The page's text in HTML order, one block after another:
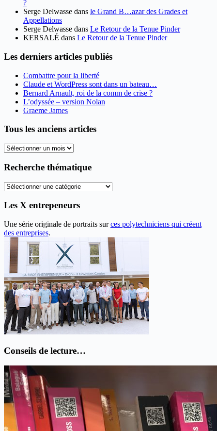
?
Serge Delwasse dans le Grand B…azar des Grades et
Appellations
Serge Delwasse dans Le Retour de la Tenue Pinder
KERSALÉ dans Le Retour de la Tenue Pinder
Les derniers articles publiés
Combattre pour la liberté
Claude et WordPress sont dans un bateau…
Bernard Arnault, roi de la comm de crise ?
L’odyssée – version Nolan
Graeme James
Tous les anciens articles
Tous
anciens
Recherche thématique
Recherche
Les X entrepeneurs
Une série originale de portraits surces polytechniciens qui créent
des entreprises.
Conseils de lecture…